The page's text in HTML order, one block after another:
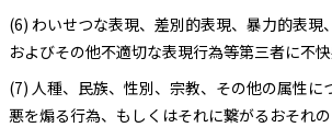
(6) わいせつな表現、差別的表現、暴力的表現
およびその他不適切な表現行為等第三者に不
(7) 人種、民族、性別、宗教、その他の属性に
悪を煽る行為、もしくはそれに繋がるおそれ